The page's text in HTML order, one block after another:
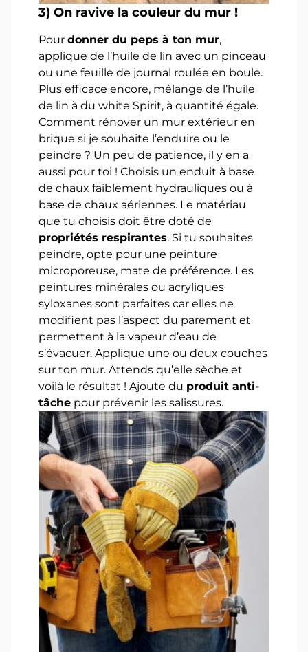
3) On ravive la couleur du mur !
Pourdonner du peps à ton mur,
applique de l’huile de lin avec un pinceau
ou une feuille de journal roulée en boule.
Plus efficace encore, mélange de l’huile
de lin à du white Spirit, à quantité égale.
Comment rénover un mur extérieur en
brique si je souhaite l’enduire ou le
peindre ? Un peu de patience, il y en a
aussi pour toi ! Choisis un enduit à base
de chaux faiblement hydrauliques ou à
base de chaux aériennes. Le matériau
que tu choisis doit être doté de
propriétés respirantes. Si tu souhaites
peindre, opte pour une peinture
microporeuse, mate de préférence. Les
peintures minérales ou acryliques
syloxanes sont parfaites car elles ne
modifient pas l’aspect du parement et
permettent à la vapeur d’eau de
s’évacuer. Applique une ou deux couches
sur ton mur. Attends qu’elle sèche et
voilà le résultat ! Ajoute du produit anti-
tâche pour prévenir les salissures.